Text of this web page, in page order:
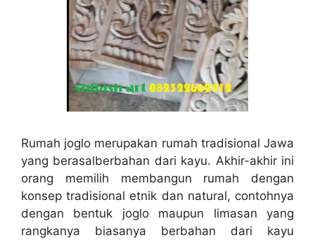
Rumah joglo merupakan rumah tradisional Jawa
yang berasalberbahan dari kayu. Akhir-akhir ini
orang memilih membangun rumah dengan
konsep tradisional etnik dan natural, contohnya
dengan bentuk joglo maupun limasan yang
rangkanya biasanya berbahan dari kayu